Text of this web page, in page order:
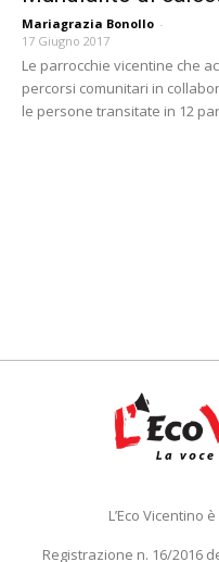
Mariagrazia Bonollo -
17 Giugno 2017
Le parrocchie vicentine che
percorsi comunitari in
le persone transitate in 12
L’Eco Vicentino
Registrazione n. 16/2016